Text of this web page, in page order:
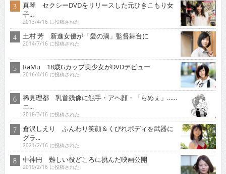
真琴 セクシーDVDをリリースした元ひきこもり女
子...
2013/4/16 に投稿された
土村 芳 新進女優が「愛の渦」監督舞台に
2014/7/16 に投稿された
RaMu 18歳Gカップ美少女がDVDデビュー
2016/4/16 に投稿された
稀見理都 乳首残像に触手・アヘ顔・「らめぇ」……
エ...
2018/3/16 に投稿された
倉沢しえり ふんわり笑顔＆くびれボディを武器に
グラ...
2021/2/16 に投稿された
中神円 難しい役どころに挑んだ映画公開
2019/2/16 に投稿された